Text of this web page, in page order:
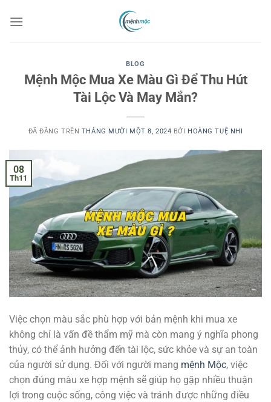
đến
BLOG
Mệnh Mộc Mua Xe Màu Gì Để Thu Hút
Tài Lộc Và May Mắn?
ĐÃ ĐĂNG TRÊN THÁNG MƯỜI MỘT 8, 2024 BỞI HOÀNG TUỆ NHI
08
Th11
Việc chọn màu sắc phù hợp với bản mệnh khi mua xe
không chỉ là vấn đề thẩm mỹ mà còn mang ý nghĩa phong
thủy, có thể ảnh hưởng đến tài lộc, sức khỏe và sự an toàn
của người sử dụng. Đối với người mang mệnh Mộc, việc
chọn đúng màu xe hợp mệnh sẽ giúp họ gặp nhiều thuận
lợi trong cuộc sống, công việc và tránh được những điều